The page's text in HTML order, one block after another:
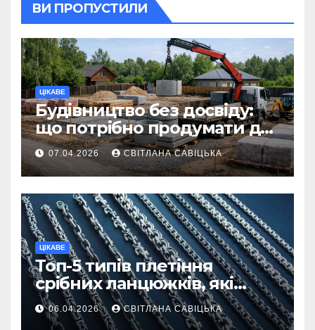
ВИ ПРОПУСТИЛИ
ЦІКАВЕ
Будівництво без досвіду:
що потрібно продумати до
першої доставки на
ділянку
07.04.2026 СВІТЛАНА САВІЦЬКА
ЦІКАВЕ
Топ-5 типів плетіння
срібних ланцюжків, які
вважаються
найнадійнішими
06.04.2026 СВІТЛАНА САВІЦЬКА